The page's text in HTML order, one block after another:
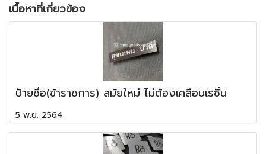
เนื้อหาที่เกี่ยวข้อง
ป้ายชื่อ(ข้าราชการ) สมัยใหม่ ไม่ต้องเคลือบเรซิ่น
5 พ.ย. 2564